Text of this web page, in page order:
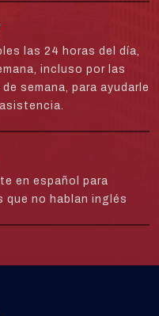
las 24 horas del día,
incluso por las
semana, para ayudarle
en español para
que no hablan inglés